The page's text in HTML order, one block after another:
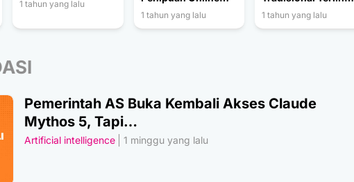
1 tahun yang lalu
1 tahun yang lalu 1 tahun yang lalu
Pemerintah AS Buka Kembali Akses Claude
Mythos 5, Tapi…
Artificial intelligence 1 minggu yang lalu